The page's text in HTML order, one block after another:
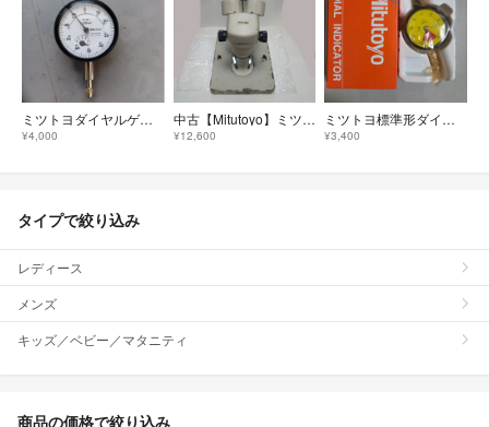
ミツトヨダイヤルゲージ
¥4,000
中古【Mitutoyo】ミツトヨ 顕微鏡 虫眼鏡 拡大鏡
¥12,600
ミツトヨ標準形ダイヤルゲージ 1回転未満タイプ
¥3,400
タイプで絞り込み
レディース
メンズ
キッズ／ベビー／マタニティ
商品の価格で絞り込み